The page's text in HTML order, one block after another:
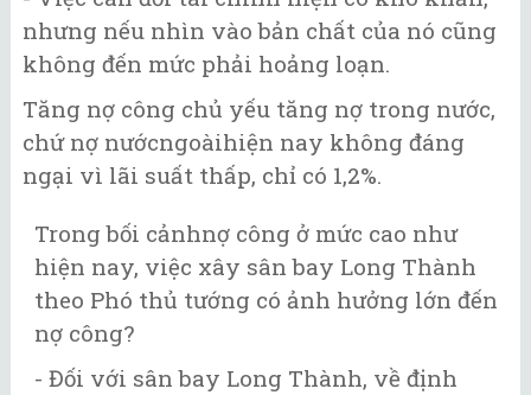
nhưng nếu nhìn vào bản chất của nó cũng
không đến mức phải hoảng loạn.
Tăng nợ công chủ yếu tăng nợ trong nước,
chứ nợ nướcngoàihiện nay không đáng
ngại vì lãi suất thấp, chỉ có 1,2%.
Trong bối cảnhnợ công ở mức cao như
hiện nay, việc xây sân bay Long Thành
theo Phó thủ tướng có ảnh hưởng lớn đến
nợ công?
- Đối với sân bay Long Thành, về định